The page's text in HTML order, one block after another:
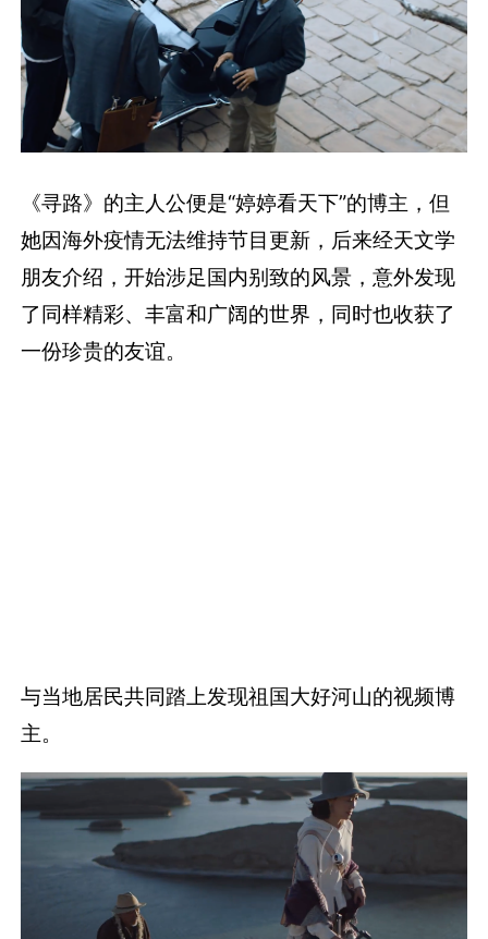
《寻路》的主人公便是“婷婷看天下”的博主，但
她因海外疫情无法维持节目更新，后来经天文学
朋友介绍，开始涉足国内别致的风景，意外发现
了同样精彩、丰富和广阔的世界，同时也收获了
一份珍贵的友谊。
与当地居民共同踏上发现祖国大好河山的视频博
主。